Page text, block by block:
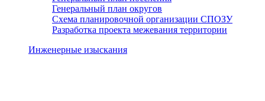
Генеральный план округов
Схема планировочной организации СПОЗУ
Разработка проекта межевания территории
Инженерные изыскания